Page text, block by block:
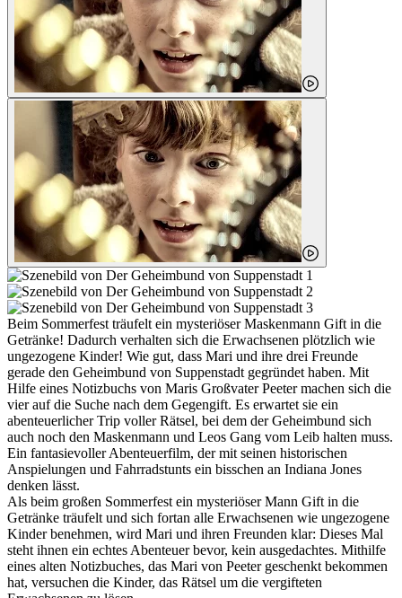
Beim Sommerfest träufelt ein mysteriöser Maskenmann Gift in die
Getränke! Dadurch verhalten sich die Erwachsenen plötzlich wie
ungezogene Kinder! Wie gut, dass Mari und ihre drei Freunde
gerade den Geheimbund von Suppenstadt gegründet haben. Mit
Hilfe eines Notizbuchs von Maris Großvater Peeter machen sich die
vier auf die Suche nach dem Gegengift. Es erwartet sie ein
abenteuerlicher Trip voller Rätsel, bei dem der Geheimbund sich
auch noch den Maskenmann und Leos Gang vom Leib halten muss.
Ein fantasievoller Abenteuerfilm, der mit seinen historischen
Anspielungen und Fahrradstunts ein bisschen an Indiana Jones
denken lässt.
Als beim großen Sommerfest ein mysteriöser Mann Gift in die
Getränke träufelt und sich fortan alle Erwachsenen wie ungezogene
Kinder benehmen, wird Mari und ihren Freunden klar: Dieses Mal
steht ihnen ein echtes Abenteuer bevor, kein ausgedachtes. Mithilfe
eines alten Notizbuches, das Mari von Peeter geschenkt bekommen
hat, versuchen die Kinder, das Rätsel um die vergifteten